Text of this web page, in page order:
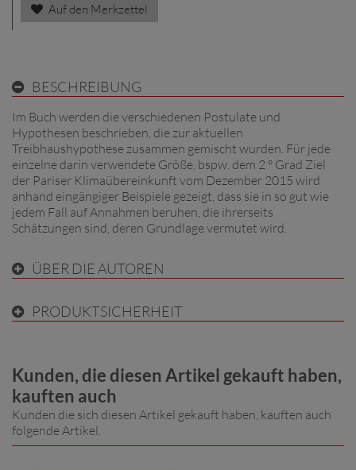
Auf den Merkzettel
BESCHREIBUNG
Im Buch werden die verschiedenen Postulate und
Hypothesen beschrieben, die zur aktuellen
Treibhaushypothese zusammen gemischt wurden. Für jede
einzelne darin verwendete Größe, bspw. dem 2 ° Grad Ziel
der Pariser Klimaübereinkunft vom Dezember 2015 wird
anhand eingängiger Beispiele gezeigt, dass sie in so gut wie
jedem Fall auf Annahmen beruhen, die ihrerseits
Schätzungen sind, deren Grundlage vermutet wird.
ÜBER DIE AUTOREN
PRODUKTSICHERHEIT
Kunden, die diesen Artikel gekauft haben,
kauften auch
Kunden die sich diesen Artikel gekauft haben, kauften auch
folgende Artikel.